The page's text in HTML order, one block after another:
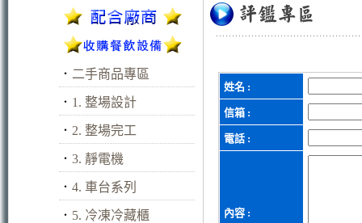
． 二手商品專區
． 1. 整場設計
． 2. 整場完工
． 3. 靜電機
． 4. 車台系列
． 5. 冷凍冷藏櫃
姓名 :
信箱 :
電話 :
內容 :